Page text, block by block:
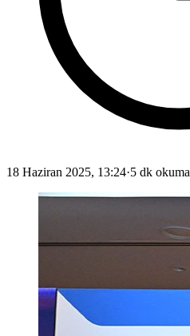
18 Haziran 2025, 13:24·5 dk okuma